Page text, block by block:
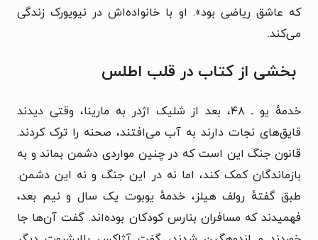
که عاشق ریاضی بود». او با خانواده‌اش در نیویورک زندگی
می‌کند.
بخشی از کتاب در قلب اطلس
خدمهٔ یو ـ ۴۸، بعد از شلیک اژدر به مارینا، وقتی دیدند
قایق‌های نجات دارند به آب می‌افتند، صحنه را ترک کردند.
قانون جنگ این است که در چنین مواردی دشمن بماند و به
بازماندگان کمک کند، اما نه در این جنگ و نه این دشمن.
طبق گفتهٔ رولف هیلز، خدمهٔ یوبوت یک سال و نیم بعد،
فهمیدند که مسافران بنارس کودکان بوده‌اند. گفت آن‌ها جا